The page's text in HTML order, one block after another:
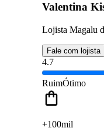
Valentina
Lojista Magalu
Fale com lojista
4.7
RuimÓtimo
+100mil